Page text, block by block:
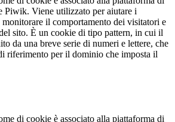
Piwik. Viene utilizzato per aiutare i
il comportamento dei visitatori e
sito. È un cookie di tipo pattern, in cui il
da una breve serie di numeri e lettere, che
riferimento per il dominio che imposta il
di cookie è associato alla piattaforma di